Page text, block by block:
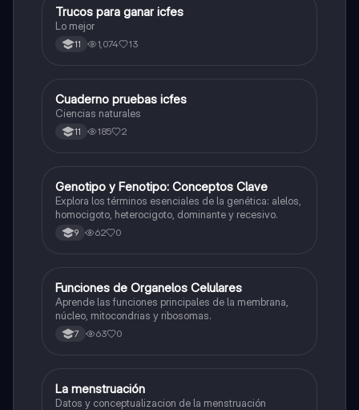
Química
Trucos para ganar icfes
Lo mejor
11 1,074 13
Biologia
Cuaderno pruebas icfes
Ciencias naturales
11 185 2
GBiologia
Genotipo y Fenotipo: Conceptos Clave
Explora los términos esenciales de la genética: alelos,
homocigoto, heterocigoto, dominante y recesivo.
9 62 0
FBiologia
Funciones de Organelos Celulares
Aprende las funciones principales de la membrana,
núcleo, mitocondrias y ribosomas.
7 63 0
Biologia
La menstruación
Datos y conceptualizacion de la menstruación